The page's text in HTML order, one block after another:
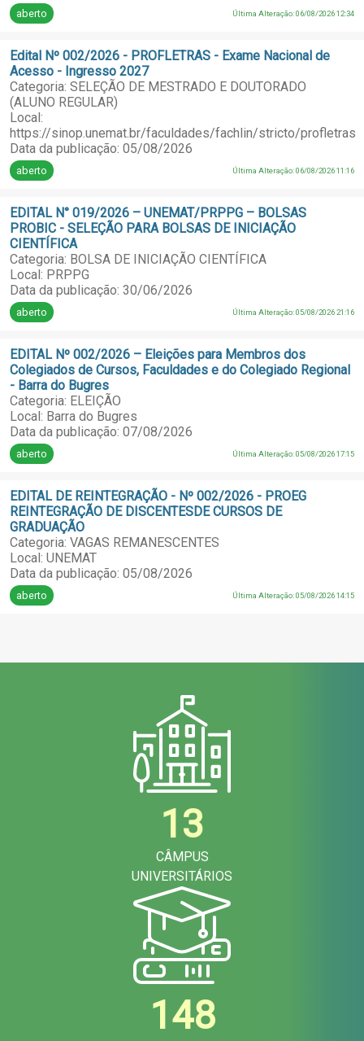
aberto Última Alteração: 06/08/2026 12:34
Edital Nº 002/2026 - PROFLETRAS - Exame Nacional de
Acesso - Ingresso 2027
Categoria: SELEÇÃO DE MESTRADO E DOUTORADO
(ALUNO REGULAR)
Local:
https://sinop.unemat.br/faculdades/fachlin/stricto/profletras
Data da publicação: 05/08/2026
aberto Última Alteração: 06/08/2026 11:16
EDITAL N° 019/2026 – UNEMAT/PRPPG – BOLSAS
PROBIC - SELEÇÃO PARA BOLSAS DE INICIAÇÃO
CIENTÍFICA
Categoria: BOLSA DE INICIAÇÃO CIENTÍFICA
Local: PRPPG
Data da publicação: 30/06/2026
aberto Última Alteração: 05/08/2026 21:16
EDITAL Nº 002/2026 – Eleições para Membros dos
Colegiados de Cursos, Faculdades e do Colegiado Regional
- Barra do Bugres
Categoria: ELEIÇÃO
Local: Barra do Bugres
Data da publicação: 07/08/2026
aberto Última Alteração: 05/08/2026 17:15
EDITAL DE REINTEGRAÇÃO - Nº 002/2026 - PROEG
REINTEGRAÇÃO DE DISCENTESDE CURSOS DE
GRADUAÇÃO
Categoria: VAGAS REMANESCENTES
Local: UNEMAT
Data da publicação: 05/08/2026
aberto Última Alteração: 05/08/2026 14:15
13
CÂMPUS
UNIVERSITÁRIOS
148